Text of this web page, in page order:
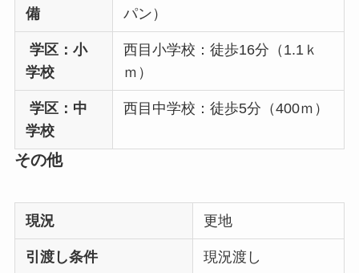
備
パン）
学区：小
学校
西目小学校：徒歩16分（1.1ｋ
ｍ）
学区：中
学校
西目中学校：徒歩5分（400ｍ）
その他
現況 更地
引渡し条件 現況渡し